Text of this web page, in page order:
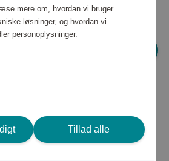
til rejsen eller hjemmet. Lille og
daglige sæt smykker og lidt mere
farten. Fremstillet i et silkeblødt
mere om, hvordan vi bruger
løsninger, og hvordan vi
personoplysninger.
Tillad alle